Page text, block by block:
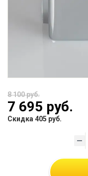
8 100 руб.
7 695 руб.
Скидка 405 руб.